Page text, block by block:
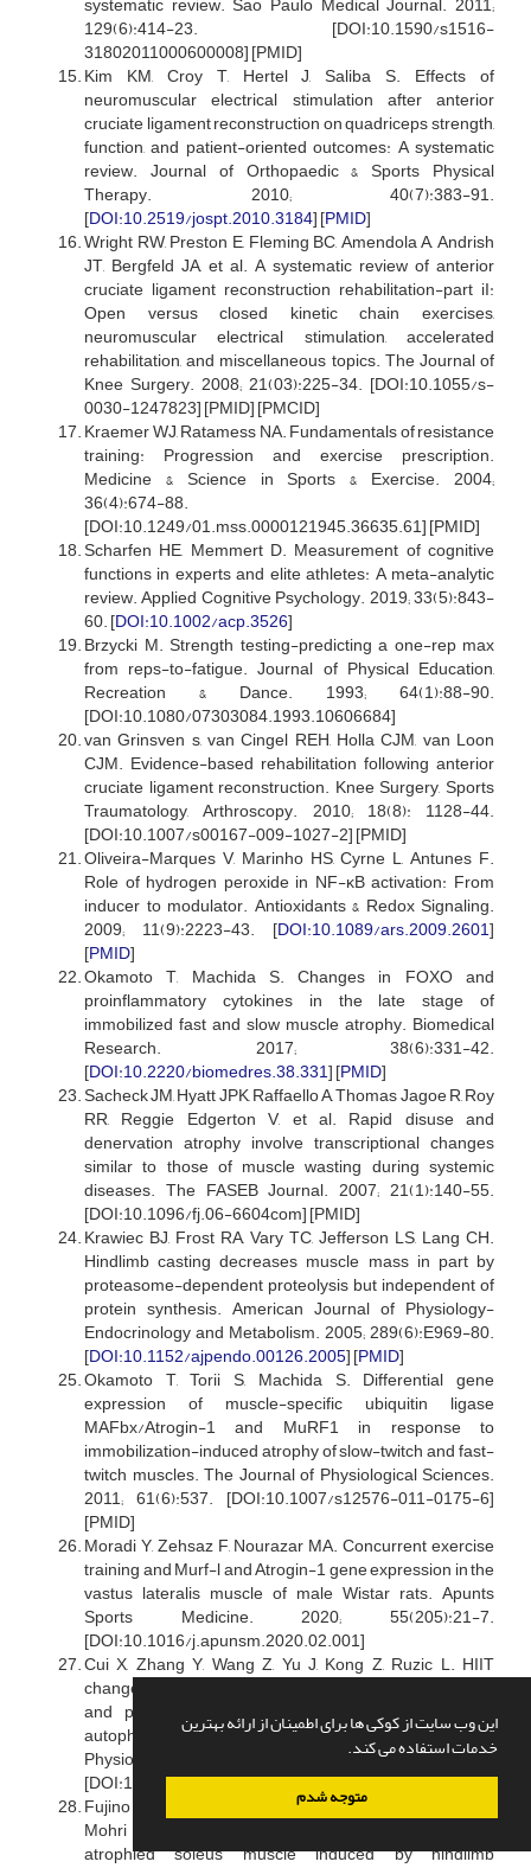
این وب سایت از کوکی ها برای اطمینان از ارائه بهترین
خدمات استفاده می کند.
متوجه شدم
129(6):414-23. [DOI:10.1590/s1516-
31802011000600008] [PMID]
Kim KM, Croy T, Hertel J, Saliba S. Effects of
neuromuscular electrical stimulation after anterior
cruciate ligament reconstruction on quadriceps strength,
function, and patient-oriented outcomes: A systematic
review. Journal of Orthopaedic & Sports Physical
Therapy. 2010; 40(7):383-91.
[DOI:10.2519/jospt.2010.3184] [PMID]
Wright RW, Preston E, Fleming BC, Amendola A, Andrish
JT, Bergfeld JA, et al. A systematic review of anterior
cruciate ligament reconstruction rehabilitation-part iI:
Open versus closed kinetic chain exercises,
neuromuscular electrical stimulation, accelerated
rehabilitation, and miscellaneous topics. The Journal of
Knee Surgery. 2008; 21(03):225-34. [DOI:10.1055/s-
0030-1247823] [PMID] [PMCID]
Kraemer WJ, Ratamess NA. Fundamentals of resistance
training: Progression and exercise prescription.
Medicine & Science in Sports & Exercise. 2004;
36(4):674-88.
[DOI:10.1249/01.mss.0000121945.36635.61] [PMID]
Scharfen HE, Memmert D. Measurement of cognitive
functions in experts and elite athletes: A meta-analytic
review. Applied Cognitive Psychology. 2019; 33(5):843-
60. [DOI:10.1002/acp.3526]
Brzycki M. Strength testing-predicting a one-rep max
from reps-to-fatigue. Journal of Physical Education,
Recreation & Dance. 1993; 64(1):88-90.
[DOI:10.1080/07303084.1993.10606684]
van Grinsven s, van Cingel REH, Holla CJM, van Loon
CJM. Evidence-based rehabilitation following anterior
cruciate ligament reconstruction. Knee Surgery, Sports
Traumatology, Arthroscopy. 2010; 18(8): 1128-44.
[DOI:10.1007/s00167-009-1027-2] [PMID]
Oliveira-Marques V, Marinho HS, Cyrne L, Antunes F.
Role of hydrogen peroxide in NF-κB activation: From
inducer to modulator. Antioxidants & Redox Signaling.
2009; 11(9):2223-43. [DOI:10.1089/ars.2009.2601]
[PMID]
Okamoto T, Machida S. Changes in FOXO and
proinflammatory cytokines in the late stage of
immobilized fast and slow muscle atrophy. Biomedical
Research. 2017; 38(6):331-42.
[DOI:10.2220/biomedres.38.331] [PMID]
Sacheck JM, Hyatt JPK, Raffaello A, Thomas Jagoe R, Roy
RR, Reggie Edgerton V, et al. Rapid disuse and
denervation atrophy involve transcriptional changes
similar to those of muscle wasting during systemic
diseases. The FASEB Journal. 2007; 21(1):140-55.
[DOI:10.1096/fj.06-6604com] [PMID]
Krawiec BJ, Frost RA, Vary TC, Jefferson LS, Lang CH.
Hindlimb casting decreases muscle mass in part by
proteasome-dependent proteolysis but independent of
protein synthesis. American Journal of Physiology-
Endocrinology and Metabolism. 2005; 289(6):E969-80.
[DOI:10.1152/ajpendo.00126.2005] [PMID]
Okamoto T, Torii S, Machida S. Differential gene
expression of muscle-specific ubiquitin ligase
MAFbx/Atrogin-1 and MuRF1 in response to
immobilization-induced atrophy of slow-twitch and fast-
twitch muscles. The Journal of Physiological Sciences.
2011; 61(6):537. [DOI:10.1007/s12576-011-0175-6]
[PMID]
Moradi Y, Zehsaz F, Nourazar MA. Concurrent exercise
training and Murf-l and Atrogin-1 gene expression in the
vastus lateralis muscle of male Wistar rats. Apunts
Sports Medicine. 2020; 55(205):21-7.
[DOI:10.1016/j.apunsm.2020.02.001]
Cui X, Zhang Y, Wang Z, Yu J, Kong Z, Ruzic L. HIIT
changes the expression of MuRF1 and MAFBx proteins
and proteins involved in the MTOR pathway and
autophagy in rat skeletal muscle. Experimental
Physiology. 2019; 104:1505-17.
[DOI:10.1113/ep087601]
Fujino H, Kohzuki H, Takeda I, Kiyooka T, Miyasaka T,
Mohri S, et al. Regression of capillary network in
atrophied soleus muscle induced by hindlimb